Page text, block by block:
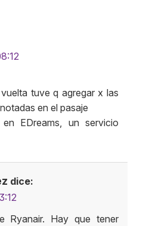
tuve q agregar x las
en el pasaje
EDreams, un servicio
dice:
Ryanair. Hay que tener